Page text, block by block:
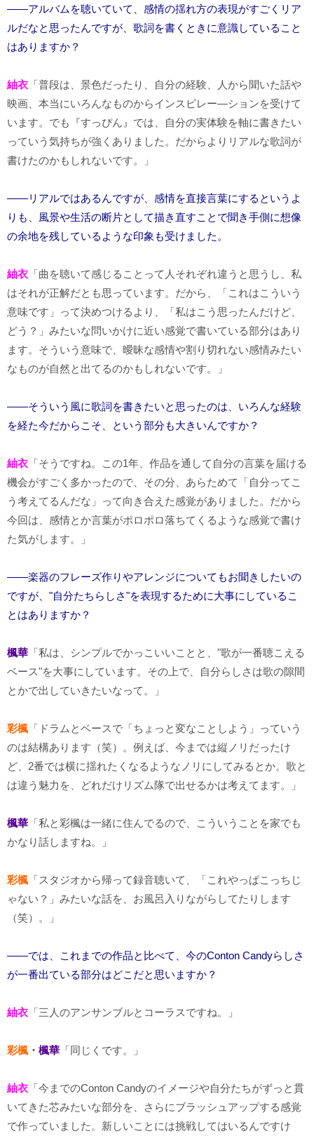
――アルバムを聴いていて、感情の揺れ方の表現がすごくリア
ルだなと思ったんですが、歌詞を書くときに意識していること
はありますか？
紬衣 「普段は、景色だったり、自分の経験、人から聞いた話や
映画、本当にいろんなものからインスピレー―ションを受けて
います。でも『すっぴん』では、自分の実体験を軸に書きたい
っていう気持ちが強くありました。だからよりリアルな歌詞が
書けたのかもしれないです。」
――リアルではあるんですが、感情を直接言葉にするというよ
りも、風景や生活の断片として描き直すことで聞き手側に想像
の余地を残しているような印象も受けました。
紬衣 「曲を聴いて感じることって人それぞれ違うと思うし、私
はそれが正解だとも思っています。だから、「これはこういう
意味です」って決めつけるより、「私はこう思ったんだけど、
どう？」みたいな問いかけに近い感覚で書いている部分はあり
ます。そういう意味で、曖昧な感情や割り切れない感情みたい
なものが自然と出てるのかもしれないです。」
――そういう風に歌詞を書きたいと思ったのは、いろんな経験
を経た今だからこそ、という部分も大きいんですか？
紬衣 「そうですね。この1年、作品を通して自分の言葉を届ける
機会がすごく多かったので、その分、あらためて「自分ってこ
う考えてるんだな」って向き合えた感覚がありました。だから
今回は、感情とか言葉がポロポロ落ちてくるような感覚で書け
た気がします。」
――楽器のフレーズ作りやアレンジについてもお聞きしたいの
ですが、"自分たちらしさ"を表現するために大事にしているこ
とはありますか？
楓華 「私は、シンプルでかっこいいことと、"歌が一番聴こえる
ベース"を大事にしています。その上で、自分らしさは歌の隙間
とかで出していきたいなって。」
彩楓 「ドラムとベースで「ちょっと変なことしよう」っていう
のは結構あります（笑）。例えば、今までは縦ノリだったけ
ど、2番では横に揺れたくなるようなノリにしてみるとか。歌と
は違う魅力を、どれだけリズム隊で出せるかは考えてます。」
楓華 「私と彩楓は一緒に住んでるので、こういうことを家でも
かなり話しますね。」
彩楓 「スタジオから帰って録音聴いて、「これやっぱこっちじ
ゃない？」みたいな話を、お風呂入りながらしてたりします
（笑）。」
――では、これまでの作品と比べて、今のConton Candyらしさ
が一番出ている部分はどこだと思いますか？
紬衣 「三人のアンサンブルとコーラスですね。」
彩楓 ・ 楓華 「同じくです。」
紬衣 「今までのConton Candyのイメージや自分たちがずっと貫
いてきた芯みたいな部分を、さらにブラッシュアップする感覚
で作っていました。新しいことには挑戦してはいるんですけ